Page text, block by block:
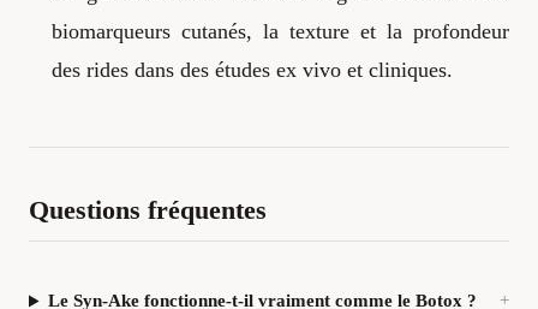
biomarqueurs cutanés, la texture et la profondeur
des rides dans des études ex vivo et cliniques.
Questions fréquentes
Le Syn-Ake fonctionne-t-il vraiment comme le Botox ?